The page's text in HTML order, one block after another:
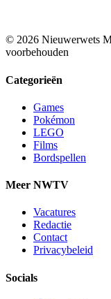
© 2026 Nieuwerwets
voorbehouden
Categorieën
Games
Pokémon
LEGO
Films
Bordspellen
Meer NWTV
Vacatures
Redactie
Contact
Privacybeleid
Socials